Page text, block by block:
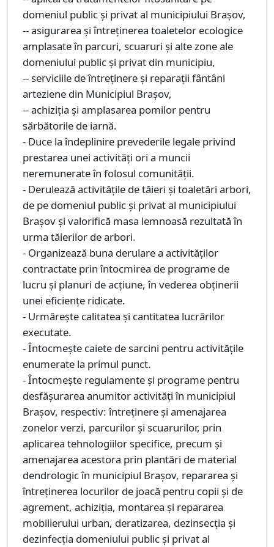
domeniul public şi privat al municipiului Braşov,
-- asigurarea şi întreţinerea toaletelor ecologice
amplasate în parcuri, scuaruri şi alte zone ale
domeniului public şi privat din municipiu,
-- serviciile de întreținere şi reparaţii fântâni
arteziene din Municipiul Brașov,
-- achiziţia şi amplasarea pomilor pentru
sărbătorile de iarnă.
- Duce la îndeplinire prevederile legale privind
prestarea unei activităţi ori a muncii
neremunerate în folosul comunităţii.
- Derulează activităţile de tăieri şi toaletări arbori,
de pe domeniul public şi privat al municipiului
Braşov şi valorifică masa lemnoasă rezultată în
urma tăierilor de arbori.
- Organizează buna derulare a activităţilor
contractate prin întocmirea de programe de
lucru şi planuri de acţiune, în vederea obţinerii
unei eficienţe ridicate.
- Urmăreşte calitatea şi cantitatea lucrărilor
executate.
- Întocmeşte caiete de sarcini pentru activităţile
enumerate la primul punct.
- Întocmeşte regulamente şi programe pentru
desfăşurarea anumitor activităţi în municipiul
Braşov, respectiv: întreţinere şi amenajarea
zonelor verzi, parcurilor şi scuarurilor, prin
aplicarea tehnologiilor specifice, precum şi
amenajarea acestora prin plantări de material
dendrologic în municipiul Braşov, repararea şi
întreţinerea locurilor de joacă pentru copii şi de
agrement, achiziţia, montarea şi repararea
mobilierului urban, deratizarea, dezinsecţia şi
dezinfecţia domeniului public şi privat al